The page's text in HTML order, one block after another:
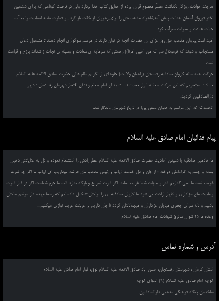
هرچند حوادث روزگار نگذاشت مفسّر معصومِ قرآن, پرده از حقایق کتاب خدا بردارد ولی در فرصت کوتاهی که برای ششمین
اختر فرزوان آسمان هدایت پیش آمد,شاهراه مذهب حق را برای رهروانِ از خلقت باز کرد , و فطرت تشنه انسانیت را به آب
حیات عبادت و معرفت سیرآب کرد.
امید است پیروان مذهب حق روز عزای آن حضرت, آنچه در توان دارند در مراسم سوگواری انجام دهند تا مشمول دعای
مستجاب او شوند که فرمود((رحم الله من احیی امرنا)) رحمتی که سرمایه ی سعادت و وسیله ی نجات از شدائد برزخ و قیامت
است.
حرکت همه ساله کاروان صادقیه رفسنجان (راهیان ولایت) جلوه ای از تکریم مقام عالی حضرت صادق الائمه علیه السلام
میباشد. مفتخریم که این حرکت حماسه ابراز محبت نسبت به آن امام همام و نشان افتخار شهرمان رفسنجان ؛ شهر
دارالصادقیون گردید.
الحمدالله که این مراسم به عنوان سنتی پویا در تاریخ شهرمان ماندگار شد.
پیام فدائیان امام صادق علیه السلام
ما خادمین صادقیه با شنیدن احادیث حضرت صادق الائمه علیه السلام عطر یادش را استشمام نموده و دل به عنایاتش دخیل
بسته و چشم به کراماتش دوخته ؛ از جان و دل خدمت ارباب و رئیس مذهب مان عرضه میداریم، ای ارباب ما اگر چه قبرت
غریب است ما نمی گذاریم قدر و منزلت شما غریب بماند. اگر قبرت ضریح و بارگاه ندارد قلب ما حرم شماست اگر در کنار قبرت
وهابیت مانع عزاداری و اظهار ارادت می شود ما کاروان صادقیه ای را برایتان تشکیل داده ایم که رسما عهده دار مراسم هایتان
باشیم و ناله سرای جعفری میزبان عزاداران و میهمانانتان گردد تا جان داریم بر غربتت غریب نوازی میکنیم...
وعده ما 25 شوال سالروز شهادت امام صادق علیه السلام
آدرس و شماره تماس
استان کرمان ، شهرستان رفسنجان، حسن آباد صادق الائمه علیه السلام نوق، بلوار امام صادق علیه السلام
کوچه امام صادق علیه السلام (9) انتهای کوچه
ساختمان پایگاه فرهنگی مذهبی دارالصادقیون